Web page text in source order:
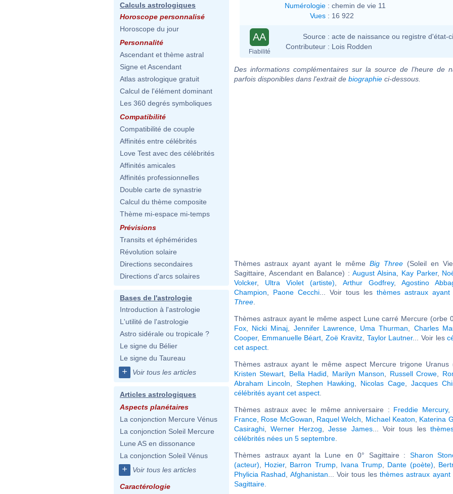
Calculs astrologiques
Horoscope personnalisé
Horoscope du jour
Personnalité
Ascendant et thème astral
Signe et Ascendant
Atlas astrologique gratuit
Calcul de l'élément dominant
Les 360 degrés symboliques
Compatibilité
Compatibilité de couple
Affinités entre célébrités
Love Test avec des célébrités
Affinités amicales
Affinités professionnelles
Double carte de synastrie
Calcul du thème composite
Thème mi-espace mi-temps
Prévisions
Transits et éphémérides
Révolution solaire
Directions secondaires
Directions d'arcs solaires
Bases de l'astrologie
Introduction à l'astrologie
L'utilité de l'astrologie
Astro sidérale ou tropicale ?
Le signe du Bélier
Le signe du Taureau
+ Voir tous les articles
Articles astrologiques
Aspects planétaires
La conjonction Mercure Vénus
La conjonction Soleil Mercure
Lune AS en dissonance
La conjonction Soleil Vénus
+ Voir tous les articles
Caractérologie
Numérologie : chemin de vie 11
Vues : 16 922
AA
Fiabilité
Source : acte de naissance ou registre d'état-
Contributeur : Lois Rodden
Des informations complémentaires sur la source de l'heure de
parfois disponibles dans l'extrait de biographie ci-dessous.
Thèmes astraux ayant ayant le même Big Three (Soleil en
Sagittaire, Ascendant en Balance) :August Alsina Kay Parker,
Volcker, Ultra Violet (artiste) Arthur Godfrey, Agostino
Champion
Paone Cecchi ... Voir tous les thèmes astraux
Three
Thèmes astraux ayant le même aspect Lune carré Mercure (orbe
Fox
Nicki Minaj Jennifer Lawrence, Uma Thurman Charles
Cooper, Emmanuelle Béart ,Zoë Kravitz, Taylor Lautner... Voir les
cet aspect
Thèmes astraux ayant le même aspect Mercure trigone Uranus
Kristen Stewart
Bella Hadid Marilyn Manson Russell Crowe
Abraham Lincoln
Stephen Hawking Nicolas Cage Jacques
célébrités ayant cet aspect
Thèmes astraux avec le même anniversaire : Freddie Mercury,
France Rose McGowan Raquel Welch Michael Keaton Katerina
Casiraghi ,Werner Herzog ,Jesse James... Voir tous les
célébrités nées un 5 septembre
Thèmes astraux ayant la Lune en 0° Sagittaire : Sharon
(acteur)
Hozier, Barron Trump, Ivana Trump Dante (poète)
Phylicia Rashad
Afghanistan ... Voir tous lesthèmes astraux ayant
Sagittaire